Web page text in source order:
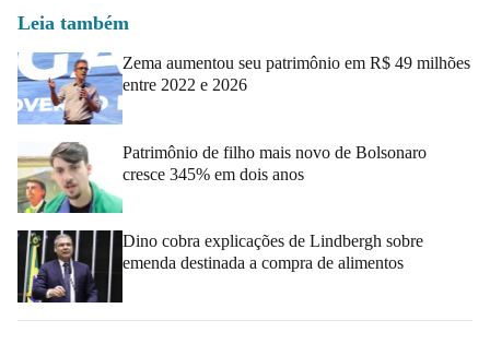
Leia também
Zema aumentou seu patrimônio em R$ 49 milhões
entre 2022 e 2026
Patrimônio de filho mais novo de Bolsonaro
cresce 345% em dois anos
Dino cobra explicações de Lindbergh sobre
emenda destinada a compra de alimentos